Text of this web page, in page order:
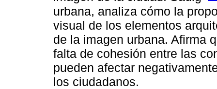
urbana, analiza cómo la
visual de los elementos
de la imagen urbana. Afirma
falta de cohesión entre las
pueden afectar
los ciudadanos.